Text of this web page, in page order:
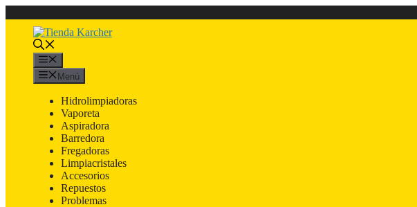
al
contenido
Menú
Hidrolimpiadoras
Vaporeta
Aspiradora
Barredora
Fregadoras
Limpiacristales
Accesorios
Repuestos
Problemas